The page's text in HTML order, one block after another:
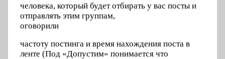
человека, который будет отбирать у вас посты и
отправлять этим группам,
оговорили
частоту постинга и время нахождения поста в
ленте (Под «Допустим» понимается что